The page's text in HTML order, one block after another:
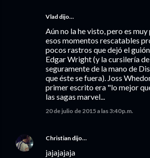
Vlad dijo…
Aún no la he visto, pero es
esos momentos rescatables
pocos rastros que dejó el
Edgar Wright (y la cursilería
seguramente de la mano de
que éste se fuera). Joss
primer escrito era "lo mejor
las sagas marvel...
20 de julio de 2015 a las 3:40 p.m.
Christian dijo…
jajajajaja